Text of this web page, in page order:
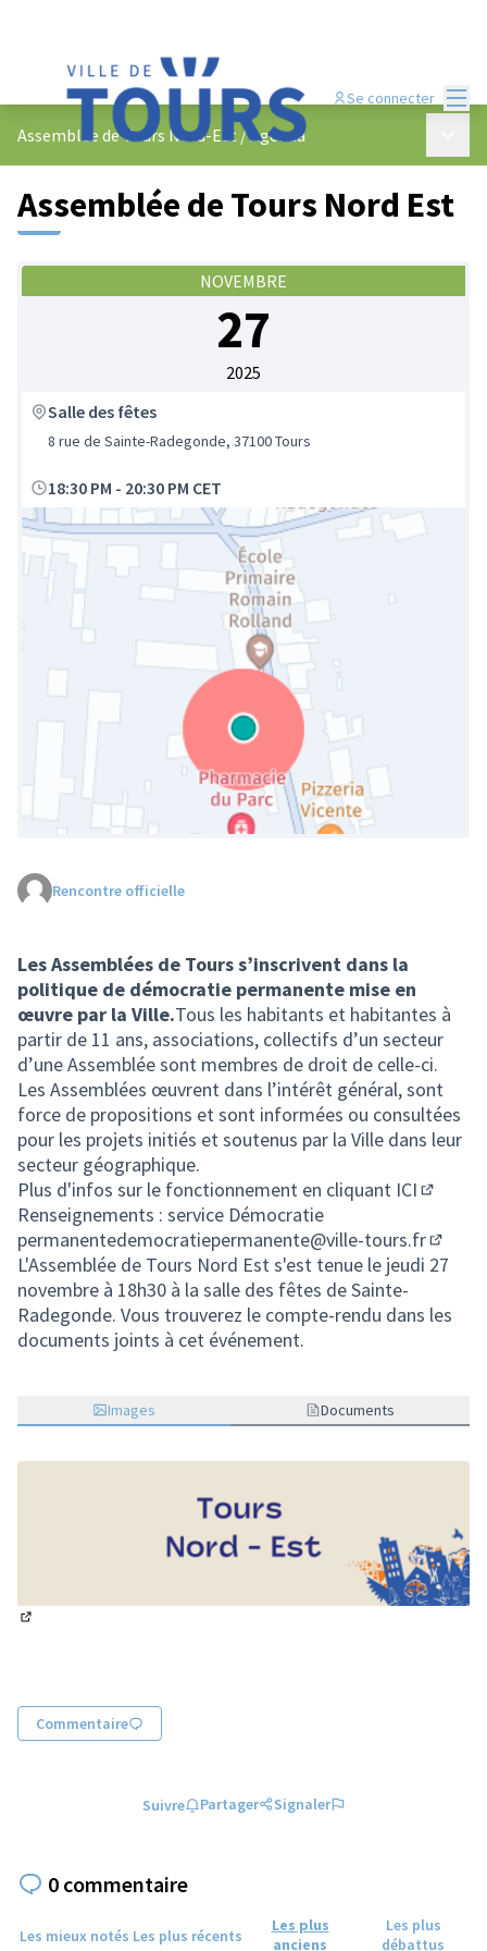
Se connecter
Assemblée de Tours Nord-Est /Agenda
Assemblée de Tours Nord Est
NOVEMBRE
27
2025
Salle des fêtes
8 rue de Sainte-Radegonde, 37100 Tours
18:30 PM - 20:30 PM CET
(Lien externe)
Rencontre officielle
Les Assemblées de Tours s’inscrivent dans la
politique de démocratie permanente mise en
œuvre par la Ville.Tous les habitants et habitantes à
partir de 11 ans, associations, collectifs d’un secteur
d’une Assemblée sont membres de droit de celle-ci.
Les Assemblées œuvrent dans l’intérêt général, sont
force de propositions et sont informées ou consultées
pour les projets initiés et soutenus par la Ville dans leur
secteur géographique.
Plus d'infos sur le fonctionnement en cliquant ICI
Renseignements : service Démocratie
permanentedemocratiepermanente@ville-tours.fr
L'Assemblée de Tours Nord Est s'est tenue le jeudi 27
novembre à 18h30 à la salle des fêtes de Sainte-
Radegonde. Vous trouverez le compte-rendu dans les
documents joints à cet événement.
Images Documents
Commentaire
Suivre Partager Signaler
0 commentaire
Les mieux notés Les plus récents
Les plus
anciens
Les plus
débattus